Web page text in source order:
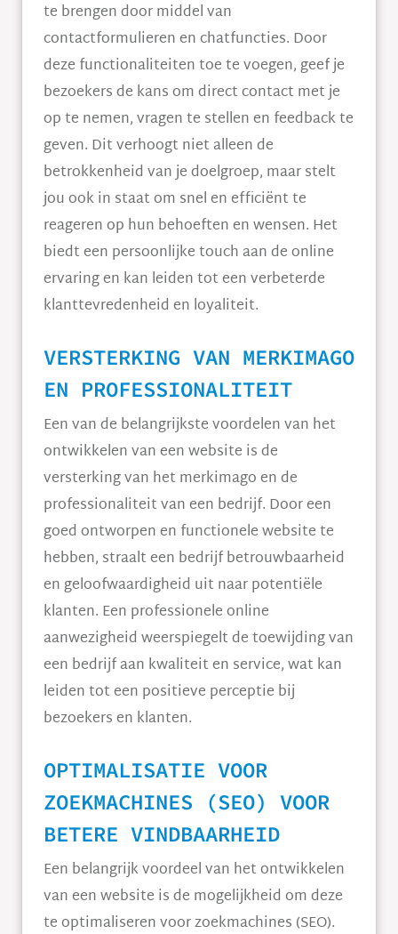
te brengen door middel van
contactformulieren en chatfuncties. Door
deze functionaliteiten toe te voegen, geef je
bezoekers de kans om direct contact met je
op te nemen, vragen te stellen en feedback te
geven. Dit verhoogt niet alleen de
betrokkenheid van je doelgroep, maar stelt
jou ook in staat om snel en efficiënt te
reageren op hun behoeften en wensen. Het
biedt een persoonlijke touch aan de online
ervaring en kan leiden tot een verbeterde
klanttevredenheid en loyaliteit.
VERSTERKING VAN MERKIMAGO
EN PROFESSIONALITEIT
Een van de belangrijkste voordelen van het
ontwikkelen van een website is de
versterking van het merkimago en de
professionaliteit van een bedrijf. Door een
goed ontworpen en functionele website te
hebben, straalt een bedrijf betrouwbaarheid
en geloofwaardigheid uit naar potentiële
klanten. Een professionele online
aanwezigheid weerspiegelt de toewijding van
een bedrijf aan kwaliteit en service, wat kan
leiden tot een positieve perceptie bij
bezoekers en klanten.
OPTIMALISATIE VOOR
ZOEKMACHINES (SEO) VOOR
BETERE VINDBAARHEID
Een belangrijk voordeel van het ontwikkelen
van een website is de mogelijkheid om deze
te optimaliseren voor zoekmachines (SEO).